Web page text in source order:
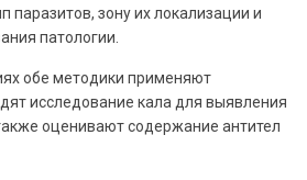
паразитов, зону их локализации и
патологии.
обе методики применяют
исследование кала для выявления
оценивают содержание антител